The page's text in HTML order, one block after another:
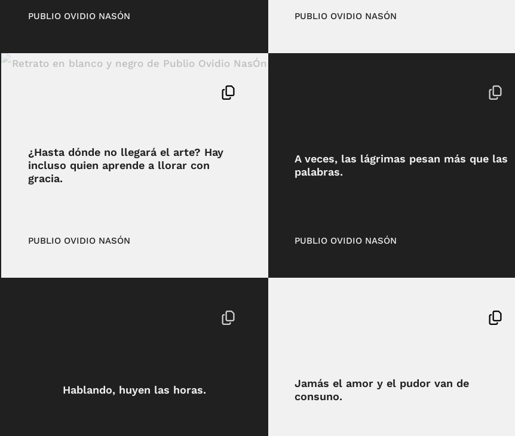
PUBLIO OVIDIO NASÓN PUBLIO OVIDIO NASÓN
¿Hasta dónde no llegará el arte? Hay
incluso quien aprende a llorar con
gracia.
PUBLIO OVIDIO NASÓN
A veces, las lágrimas pesan más que las
palabras.
PUBLIO OVIDIO NASÓN
Hablando, huyen las horas.
Jamás el amor y el pudor van de
consuno.